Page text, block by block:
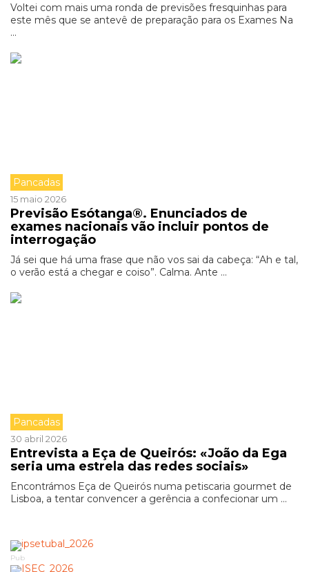
Voltei com mais uma ronda de previsões fresquinhas para
este mês que se antevê de preparação para os Exames Na
...
Pancadas
15 maio 2026
Previsão Esótanga®. Enunciados de
exames nacionais vão incluir pontos de
interrogação
Já sei que há uma frase que não vos sai da cabeça: “Ah e tal,
o verão está a chegar e coiso”. Calma. Ante ...
Pancadas
30 abril 2026
Entrevista a Eça de Queirós: «João da Ega
seria uma estrela das redes sociais»
Encontrámos Eça de Queirós numa petiscaria gourmet de
Lisboa, a tentar convencer a gerência a confecionar um ...
Pub